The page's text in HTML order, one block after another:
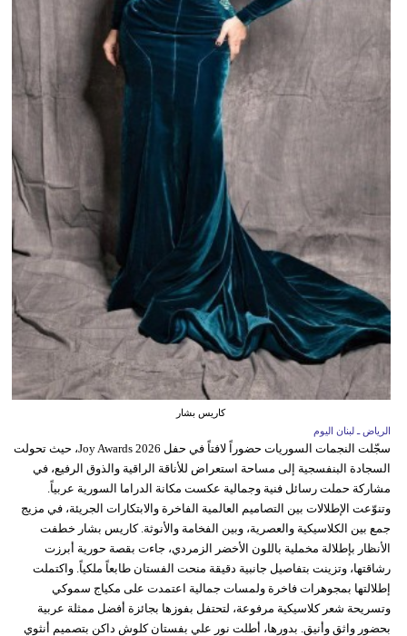
كاريس بشار
الرياض ـ لبنان اليوم
سجّلت النجمات السوريات حضوراً لافتاً في حفل Joy Awards 2026، حيث تحولت
السجادة البنفسجية إلى مساحة استعراض للأناقة الراقية والذوق الرفيع، في
مشاركة حملت رسائل فنية وجمالية عكست مكانة الدراما السورية عربياً.
وتنوّعت الإطلالات بين التصاميم العالمية الفاخرة والابتكارات الجريئة، في مزيج
جمع بين الكلاسيكية والعصرية، وبين الفخامة والأنوثة. كاريس بشار خطفت
الأنظار بإطلالة مخملية باللون الأخضر الزمردي، جاءت بقصة حورية أبرزت
رشاقتها، وتزينت بتفاصيل جانبية دقيقة منحت الفستان طابعاً ملكياً. واكتملت
إطلالتها بمجوهرات فاخرة ولمسات جمالية اعتمدت على مكياج سموكي
وتسريحة شعر كلاسيكية مرفوعة، لتحتفل بفوزها بجائزة أفضل ممثلة عربية
بحضور واثق وأنيق. بدورها، أطلت نور علي بفستان كلوش داكن بتصميم أنثوي